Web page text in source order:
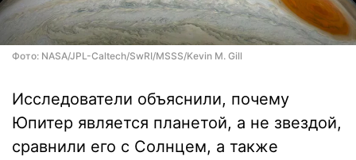
Фото: NASA/JPL-Caltech/SwRI/MSSS/Kevin M. Gill
Исследователи объяснили, почему
Юпитер является планетой, а не звездой,
сравнили его с Солнцем, а также